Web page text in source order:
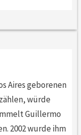
Aires geborenen
würde
Guillermo
2002 wurde ihm